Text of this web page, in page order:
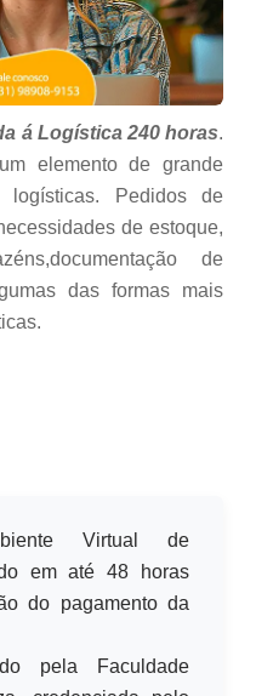
á Logística 240 horas.
elemento de grande
logísticas. Pedidos de
de estoque,
de
das formas mais
Virtual de
em até 48 horas
do pagamento da
pela Faculdade